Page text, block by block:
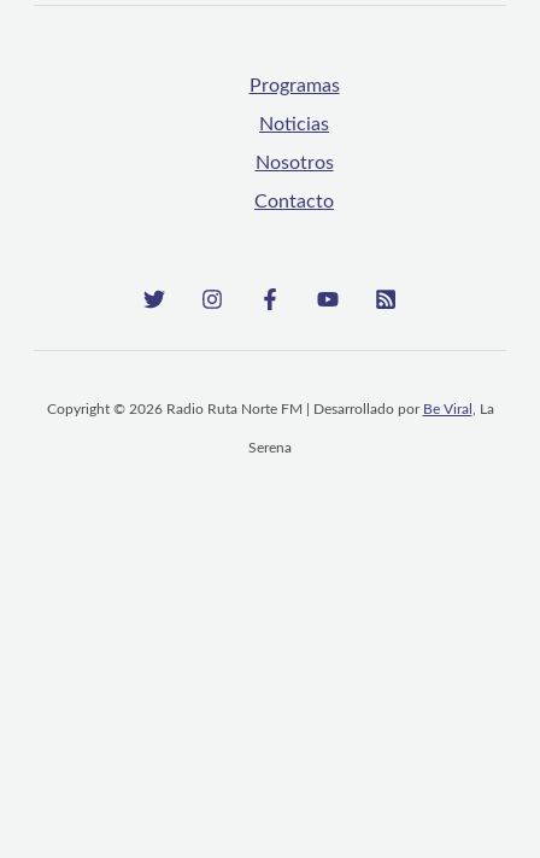
Programas
Noticias
Nosotros
Contacto
Copyright © 2026 Radio Ruta Norte FM | Desarrollado por Be Viral , La
Serena